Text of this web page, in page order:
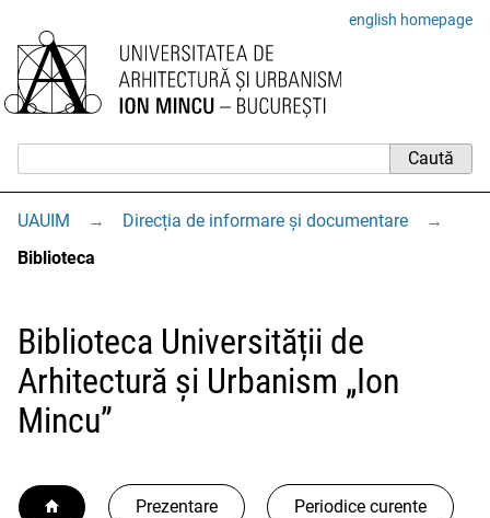
english homepage
UAUIM → Direcția de informare și documentare
→
Biblioteca
Biblioteca Universității de
Arhitectură și Urbanism „Ion
Mincu”
Prezentare Periodice curente